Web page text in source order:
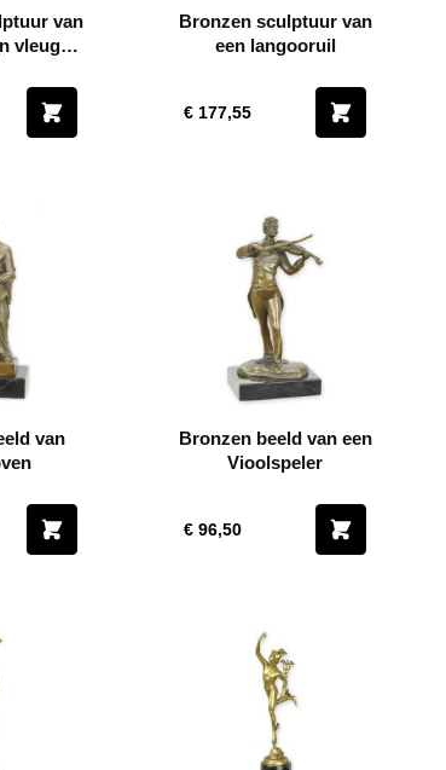
van
vleugels
Bronzen sculptuur van
een langooruil
€ 177,55
van
Bronzen beeld van een
Vioolspeler
€ 96,50